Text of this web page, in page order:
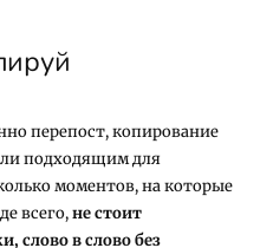
перепост, копирование
подходящим для
моментов, на которые
всего,не стоит
слово в слово без